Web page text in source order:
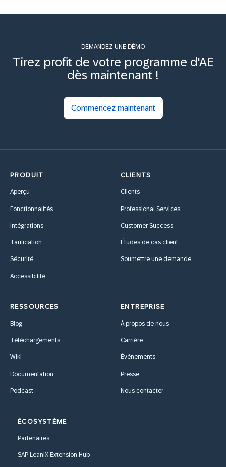
DEMANDEZ UNE DÉMO
Tirez profit de votre programme d'AE
dès maintenant !
Commencez maintenant
PRODUIT
Aperçu
Fonctionnalités
Intégrations
Tarification
Sécurité
Accessibilité
CLIENTS
Clients
Professional Services
Customer Success
Études de cas client
Soumettre une demande
RESSOURCES
Blog
Téléchargements
Wiki
Documentation
Podcast
ENTREPRISE
À propos de nous
Carrière
Événements
Presse
Nous contacter
ÉCOSYSTÈME
Partenaires
SAP LeanIX Extension Hub